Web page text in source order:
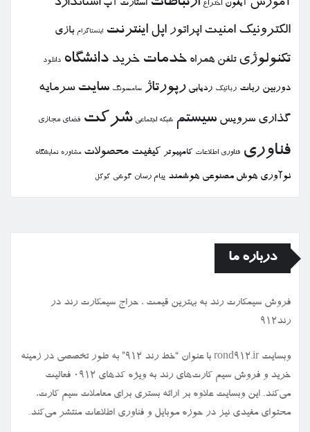
آموزش آیفون اختراع استارت آپ استاندارد
الكترونیك امنیت اپراتور اپل اینترنت اینستاگرام بازی
تكنولوژی تلفن همراه خدمات خرید دانشگاه دانلود
دوربین ربات رباتیك ردیابی رپورتاژ سامسونگ سایت سرمایه
گذاری سرویس سیستم شبكه اجتماعی شركت فضای مجازی
فناوری فناوری اطلاعات كامپیوتر كیفیت محصولات مشاوره نمایشگاه
نوآوری هوش مصنوعی هوشمند پیام رسان گوشی گوگل
درباره ما
فروش سیمكارت رند به بهترین قیمت ، حراج سیمكارت رند در
رند912
وبسایت rond912.ir با عنوان “خط رند ۹۱۲” به طور تخصصی در زمینه
خرید و فروش سیم کارت‌های رند به ویژه کدهای ۰۹۱۲ فعالیت
می‌کند. این وبسایت علاوه بر ارائه بستری برای معاملات سیم کارت،
محتوای مفیدی نیز در حوزه موبایل و فناوری اطلاعات منتشر می‌کند.